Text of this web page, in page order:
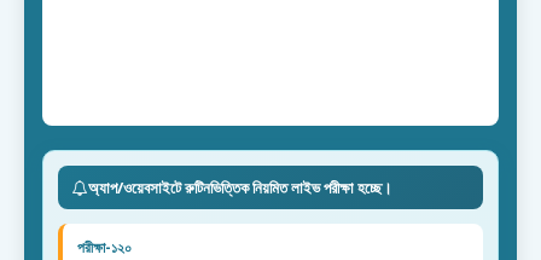
অ্যাপ/ওয়েবসাইটে রুটিনভিত্তিক নিয়মিত লাইভ পরীক্ষা হচ্ছে।
পরীক্ষা-১২০